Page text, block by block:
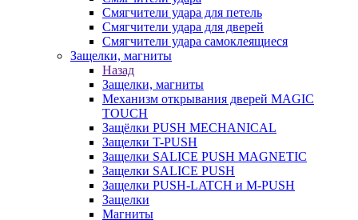
Смягчители удара для петель
Смягчители удара для дверей
Cмягчители удара самоклеящиеся
Защелки, магниты
Назад
Защелки, магниты
Механизм открывания дверей MAGIC
TOUCH
Защёлки PUSH MECHANICAL
Защелки T-PUSH
Защелки SALICE PUSH MAGNETIC
Защелки SALICE PUSH
Защелки PUSH-LATCH и M-PUSH
Защелки
Магниты